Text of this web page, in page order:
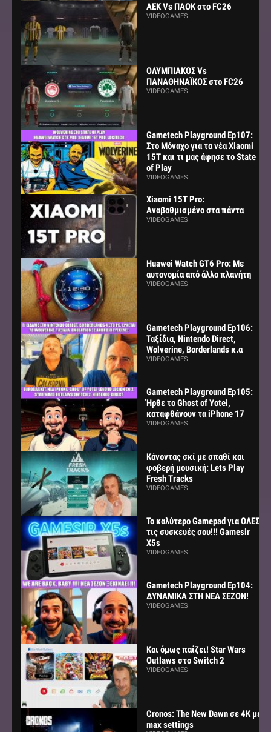
AEK Vs ΠΑΟΚ στο FC26
VIDEOGAMES
ΟΛΥΜΠΙΑΚΟΣ Vs
ΠΑΝΑΘΗΝΑΪΚΟΣ στο FC26
VIDEOGAMES
Gametech Playground Ep107:
Στο Μόναχο για τα νέα Xiaomi
15Τ και τι μας άφησε το State
of Play
VIDEOGAMES
Xiaomi 15T Pro:
Αναβαθμισμένο στα πάντα
VIDEOGAMES
Huawei Watch GT6 Pro: Με
αυτονομία από άλλο πλανήτη
VIDEOGAMES
Gametech Playground Ep106:
Ταξίδια, Nintendo Direct,
Wolverine, Borderlands κ.α
VIDEOGAMES
Gametech Playground Ep105:
Ήρθε το Ghost of Yotei,
καταφθάνουν τα iPhone 17
VIDEOGAMES
Κάνοντας σκί με σπαθί και
φοβερή μουσική: Lets Play
Fresh Tracks
VIDEOGAMES
Το καλύτερο Gamepad για ΟΛΕΣ
τις συσκευές σου!!! Gamesir
X5s
VIDEOGAMES
Gametech Playground Ep104:
ΔΥΝΑΜΙΚΑ ΣΤΗ ΝΕΑ ΣΕΖΟΝ!
VIDEOGAMES
Και όμως παίζει! Star Wars
Outlaws στο Switch 2
VIDEOGAMES
Cronos: The New Dawn σε 4K με
max settings